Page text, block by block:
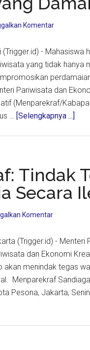
Komentar
(Trigger.id) - Mahasiswa
yang tidak hanya
Pariwisata dan
(Menparekraf/
… [Selengkapnya ...]
yang
Tindak
Secara
Komentar
(Trigger.id) -
dan Ekonomi
akan menindak tegas
Menparekraf
Pesona, Jakarta,